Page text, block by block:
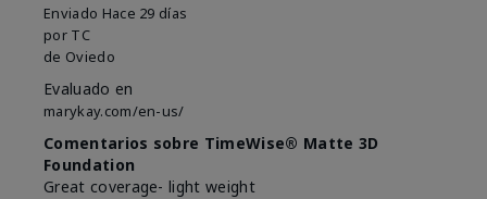
Enviado Hace 29 días
por TC
de Oviedo
Evaluado en
marykay.com/en-us/
Comentarios sobre TimeWise® Matte 3D
Foundation
Great coverage- light weight